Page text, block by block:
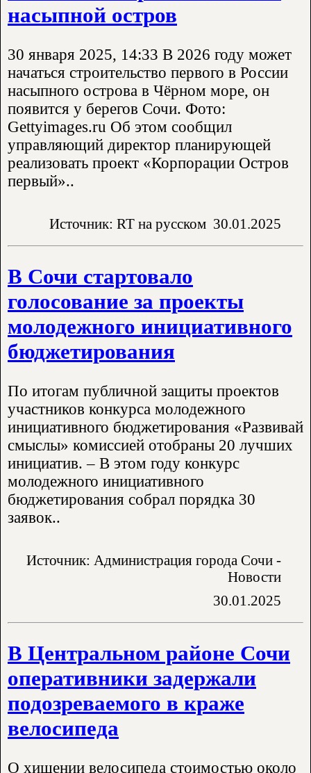
насыпной остров
30 января 2025, 14:33 В 2026 году может
начаться строительство первого в России
насыпного острова в Чёрном море, он
появится у берегов Сочи. Фото:
Gettyimages.ru Об этом сообщил
управляющий директор планирующей
реализовать проект «Корпорации Остров
первый»..
Источник: RT на русском 30.01.2025
В Сочи стартовало
голосование за проекты
молодежного инициативного
бюджетирования
По итогам публичной защиты проектов
участников конкурса молодежного
инициативного бюджетирования «Развивай
смыслы» комиссией отобраны 20 лучших
инициатив. – В этом году конкурс
молодежного инициативного
бюджетирования собрал порядка 30
заявок..
Источник: Администрация города Сочи -
Новости
30.01.2025
В Центральном районе Сочи
оперативники задержали
подозреваемого в краже
велосипеда
О хищении велосипеда стоимостью около